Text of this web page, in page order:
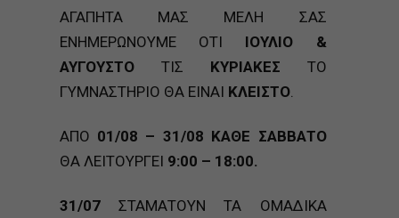
ΑΓΑΠΗΤΑ ΜΑΣ ΜΕΛΗ ΣΑΣ
ΕΝΗΜΕΡΩΝΟΥΜΕ ΟΤΙ ΙΟΥΛΙΟ &
ΑΥΓΟΥΣΤΟΤΙΣ ΚΥΡΙΑΚΕΣ ΤΟ
ΓΥΜΝΑΣΤΗΡΙΟ ΘΑ ΕΙΝΑΙ ΚΛΕΙΣΤΟ.
ΑΠΟ 01/08 – 31/08 ΚΑΘΕ ΣΑΒΒΑΤΟ
ΘΑ ΛΕΙΤΟΥΡΓΕΙ 9:00 – 18:00.
31/07ΣΤΑΜΑΤΟΥΝ ΤΑ ΟΜΑΔΙΚΑ